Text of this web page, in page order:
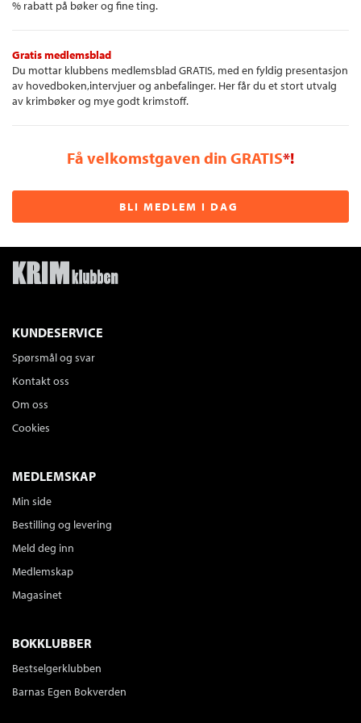
% rabatt på bøker og fine ting.
Gratis medlemsblad
Du mottar klubbens medlemsblad GRATIS, med en fyldig presentasjon
av hovedboken,intervjuer og anbefalinger. Her får du et stort utvalg
av krimbøker og mye godt krimstoff.
Få velkomstgaven din GRATIS*!
BLI MEDLEM I DAG
KUNDESERVICE
Spørsmål og svar
Kontakt oss
Om oss
Cookies
MEDLEMSKAP
Min side
Bestilling og levering
Meld deg inn
Medlemskap
Magasinet
BOKKLUBBER
Bestselgerklubben
Barnas Egen Bokverden